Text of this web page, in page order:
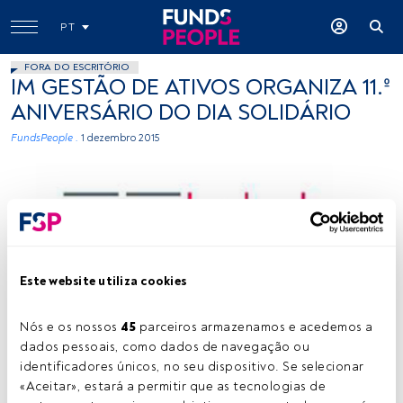
Este website utiliza cookies
Nós e os nossos 45 parceiros armazenamos e acedemos a
dados pessoais, como dados de navegação ou
identificadores únicos, no seu dispositivo. Se selecionar
«Aceitar», estará a permitir que as tecnologias de
PT
FORA DO ESCRITÓRIO
IM GESTÃO DE ATIVOS ORGANIZA 11.º
ANIVERSÁRIO DO DIA SOLIDÁRIO
FundsPeople . 1 dezembro 2015
Tempo de leitura:1 min.